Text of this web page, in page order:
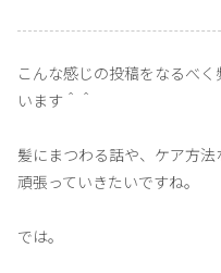
こんな感じの投稿をなるべ
います＾＾
髪にまつわる話や、ケア方
頑張っていきたいですね。
では。